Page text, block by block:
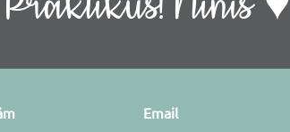
Email